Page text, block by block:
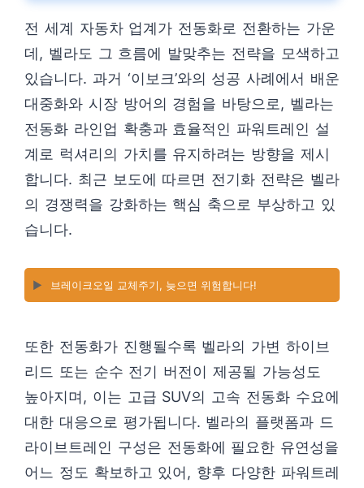
전 세계 자동차 업계가 전동화로 전환하는 가운
데, 벨라도 그 흐름에 발맞추는 전략을 모색하고
있습니다. 과거 ‘이보크’와의 성공 사례에서 배운
대중화와 시장 방어의 경험을 바탕으로, 벨라는
전동화 라인업 확충과 효율적인 파워트레인 설
계로 럭셔리의 가치를 유지하려는 방향을 제시
합니다. 최근 보도에 따르면 전기화 전략은 벨라
의 경쟁력을 강화하는 핵심 축으로 부상하고 있
습니다.
▶️ 브레이크오일 교체주기, 늦으면 위험합니다!
또한 전동화가 진행될수록 벨라의 가변 하이브
리드 또는 순수 전기 버전이 제공될 가능성도
높아지며, 이는 고급 SUV의 고속 전동화 수요에
대한 대응으로 평가됩니다. 벨라의 플랫폼과 드
라이브트레인 구성은 전동화에 필요한 유연성을
어느 정도 확보하고 있어, 향후 다양한 파워트레